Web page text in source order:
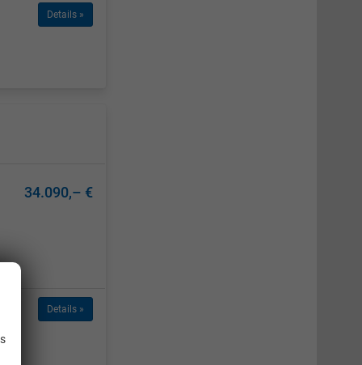
Details »
34.090,– €
Details »